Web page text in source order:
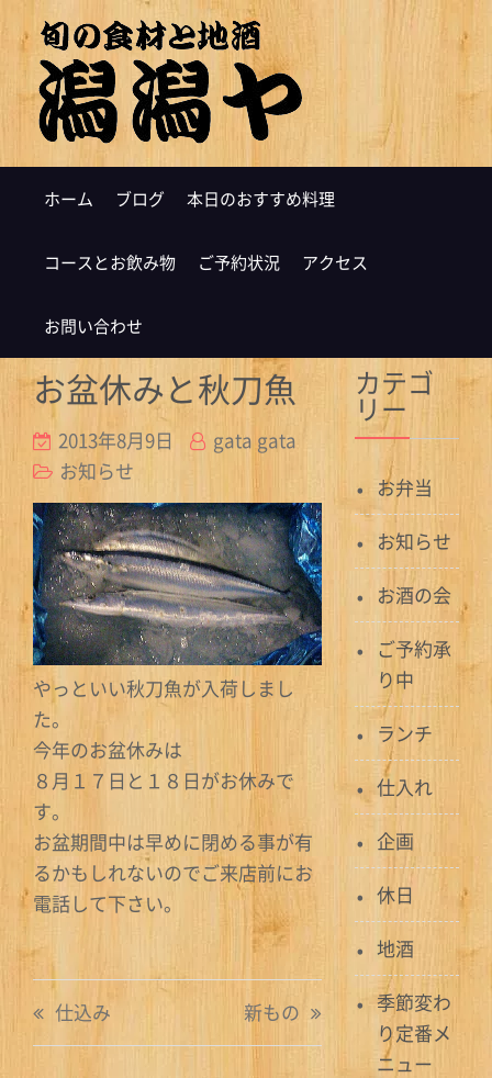
ホーム ブログ 本日のおすすめ料理
コースとお飲み物 ご予約状況 アクセス
お問い合わせ
お盆休みと秋刀魚
2013年8月9日
gata gata
お知らせ
やっといい秋刀魚が入荷しまし
た。
今年のお盆休みは
８月１７日と１８日がお休みで
す。
お盆期間中は早めに閉める事が有
るかもしれないのでご来店前にお
電話して下さい。
投
稿
仕込み 新もの
カテゴ
リー
お弁当
お知らせ
お酒の会
ご予約承
り中
ランチ
仕入れ
企画
休日
地酒
季節変わ
り定番メ
ニュー